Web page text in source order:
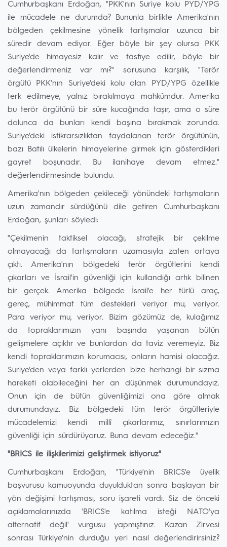
Cumhurbaşkanı Erdoğan, "PKK'nın Suriye kolu PYD/YPG
ile mücadele ne durumda? Bununla birlikte Amerika'nın
bölgeden çekilmesine yönelik tartışmalar uzunca bir
süredir devam ediyor. Eğer böyle bir şey olursa PKK
Suriye'de himayesiz kalır ve tasfiye edilir, böyle bir
değerlendirmeniz var mı?" sorusuna karşılık, "Terör
örgütü PKK'nın Suriye'deki kolu olan PYD/YPG özellikle
terk edilmeye, yalnız bırakılmaya mahkûmdur. Amerika
bu terör örgütünü bir süre kucağında taşır, ama o süre
dolunca da bunları kendi başına bırakmak zorunda.
Suriye'deki istikrarsızlıktan faydalanan terör örgütünün,
bazı Batılı ülkelerin himayelerine girmek için gösterdikleri
gayret boşunadır. Bu ilanihaye devam etmez."
değerlendirmesinde bulundu.
Amerika'nın bölgeden çekileceği yönündeki tartışmaların
uzun zamandır sürdüğünü dile getiren Cumhurbaşkanı
Erdoğan, şunları söyledi:
"Çekilmenin taktiksel olacağı, stratejik bir çekilme
olmayacağı da tartışmaların uzamasıyla zaten ortaya
çıktı. Amerika'nın bölgedeki terör örgütlerini kendi
çıkarları ve İsrail'in güvenliği için kullandığı artık bilinen
bir gerçek. Amerika bölgede İsrail'e her türlü araç,
gereç, mühimmat tüm destekleri veriyor mu, veriyor.
Para veriyor mu, veriyor. Bizim gözümüz de, kulağımız
da topraklarımızın yanı başında yaşanan bütün
gelişmelere açıktır ve bunlardan da taviz veremeyiz. Biz
kendi topraklarımızın korumacısı, onların hamisi olacağız.
Suriye'den veya farklı yerlerden bize herhangi bir sızma
hareketi olabileceğini her an düşünmek durumundayız.
Onun için de bütün güvenliğimizi ona göre almak
durumundayız. Biz bölgedeki tüm terör örgütleriyle
mücadelemizi kendi millî çıkarlarımız, sınırlarımızın
güvenliği için sürdürüyoruz. Buna devam edeceğiz."
"BRICS ile ilişkilerimizi geliştirmek istiyoruz"
Cumhurbaşkanı Erdoğan, "Türkiye'nin BRICS'e üyelik
başvurusu kamuoyunda duyulduktan sonra başlayan bir
yön değişimi tartışması, soru işareti vardı. Siz de önceki
açıklamalarınızda 'BRICS'e katılma isteği NATO'ya
alternatif değil' vurgusu yapmıştınız. Kazan Zirvesi
sonrası Türkiye'nin durduğu yeri nasıl değerlendirirsiniz?